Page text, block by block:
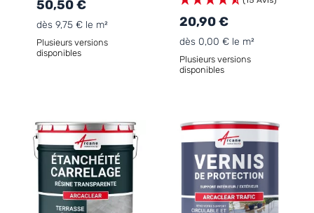
ARCACLEAR Primaire
50,50 €
dès 9,75 € le m²
Plusieurs versions
disponibles
ARCACLEAR PRIMAIRE
SUPPORT NON POREUX
20,90 €
dès 0,00 € le m²
Plusieurs versions
disponibles